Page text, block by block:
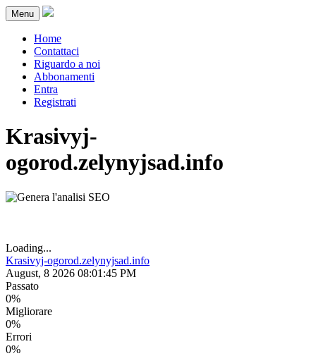
Menu
Home
Contattaci
Riguardo a noi
Abbonamenti
Entra
Registrati
Krasivyj-
ogorod.zelynyjsad.info
Loading...
Krasivyj-ogorod.zelynyjsad.info
August, 8 2026 08:01:45 PM
Passato
0%
Migliorare
0%
Errori
0%